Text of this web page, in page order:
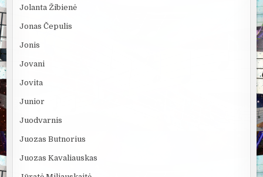
Jolanta Žibienė
Jonas Čepulis
Jonis
Jovani
Jovita
Junior
Juodvarnis
Juozas Butnorius
Juozas Kavaliauskas